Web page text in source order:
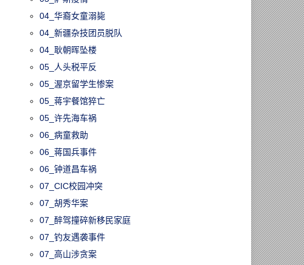
04_华裔女童溺毙
04_新疆杂技团员脱队
04_耿朝晖坠楼
05_人头税平反
05_渥京留学生惨案
05_蒋宇餐馆猝亡
05_许先海车祸
06_病童救助
06_蒋国兵事件
06_钟道昌车祸
07_CIC校园冲突
07_胡秀华案
07_醉驾撞碎新移民家庭
07_钓友遇袭事件
07_高山涉贪案